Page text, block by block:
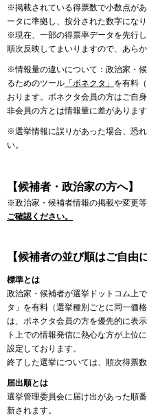
※掲載されている得票数で小数点が
ータに準拠し、按分された数字になり
※現在、一部の得票率データを先行
順次反映してまいりますので、あら
※情報量の違いについて：政治家・
るためのツール 「ボネクタ」 を有料
おります。ボネクタ会員の方はご自
非会員の方とは情報量に差があります
※選挙情報に誤りがあった場合、恐
い。
【候補者・政治家の方へ】
※政治家・候補者情報の掲載や変更
ご確認ください。
【候補者の並び順はご自由
標準とは
政治家・候補者が選挙ドットコム上
タ」を有料（選挙種別ごとに同一価
は、ボネクタ会員の方を優先的に表
ト上での情報発信に熱心な方が上位
設定しております。
終了した選挙については、順次得票数
届出順とは
選挙管理委員会に届け出があった順
新されます。